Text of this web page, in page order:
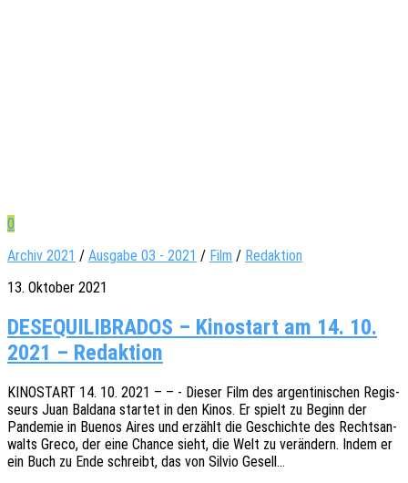
0
Archiv 2021 / Ausgabe 03 - 2021 / Film / Redaktion
13. Oktober 2021
DESEQUILIBRADOS – Kinostart am 14. 10.
2021 – Redaktion
KINOSTART 14. 10. 2021 – – - Dieser Film des argen­ti­ni­schen Regis­
seurs Juan Bald­a­na star­tet in den Kinos. Er spielt zu Beginn der
Pande­mie in Buenos Aires und erzählt die Geschich­te des Rechts­an­
walts Greco, der eine Chance sieht, die Welt zu verän­dern. Indem er
ein Buch zu Ende schreibt, das von Silvio Gesell…